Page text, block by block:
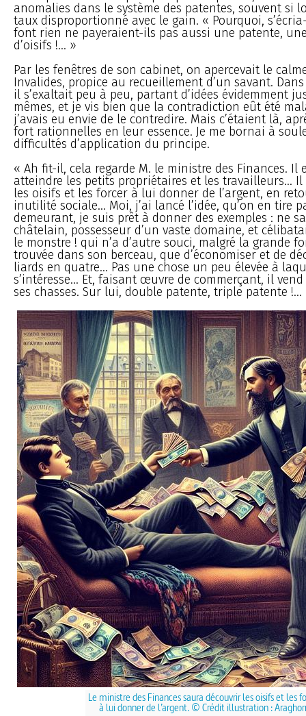
anomalies dans le système des patentes, souvent si
taux disproportionné avec le gain. « Pourquoi,
font rien ne payeraient-ils pas aussi une patente,
d’oisifs !... »
Par les fenêtres de son cabinet, on apercevait le
Invalides, propice au recueillement d’un savant. Dans
il s’exaltait peu à peu, partant d’idées évidemment
mêmes, et je vis bien que la contradiction eût été
j’avais eu envie de le contredire. Mais c’étaient là,
fort rationnelles en leur essence. Je me bornai à
difficultés d’application du principe.
« Ah fit-il, cela regarde M. le ministre des Finances. Il
atteindre les petits propriétaires et les travailleurs...
les oisifs et les forcer à lui donner de l’argent, en
inutilité sociale... Moi, j’ai lancé l’idée, qu’on en tire
demeurant, je suis prêt à donner des exemples : ne
châtelain, possesseur d’un vaste domaine, et
le monstre ! qui n’a d’autre souci, malgré la grande
trouvée dans son berceau, que d’économiser et de
liards en quatre... Pas une chose un peu élevée à
s’intéresse... Et, faisant œuvre de commerçant, il vend
ses chasses. Sur lui, double patente, triple patente !...
Le ministre des Finances saura découvrir les oisifs et les
à lui donner de l’argent. © Crédit illustration :